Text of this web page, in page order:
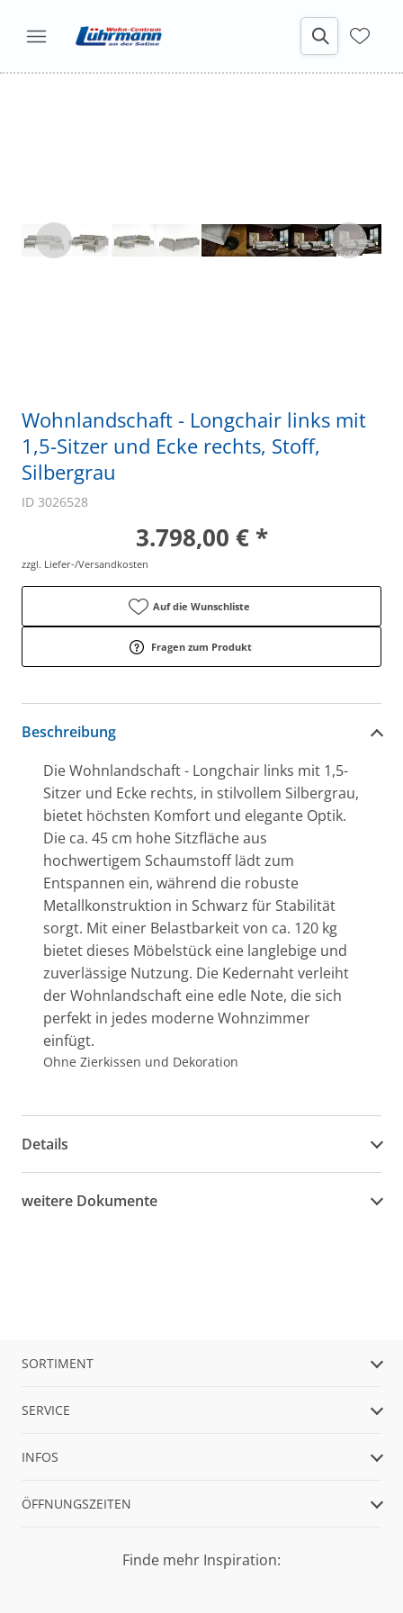
Wohnlandschaft - Longchair links mit
1,5-Sitzer und Ecke rechts, Stoff,
Silbergrau
ID 3026528
3.798,00 € *
zzgl. Liefer-/Versandkosten
Auf die Wunschliste
Fragen zum Produkt
Beschreibung
Die Wohnlandschaft - Longchair links mit 1,5-
Sitzer und Ecke rechts, in stilvollem Silbergrau,
bietet höchsten Komfort und elegante Optik.
Die ca. 45 cm hohe Sitzfläche aus
hochwertigem Schaumstoff lädt zum
Entspannen ein, während die robuste
Metallkonstruktion in Schwarz für Stabilität
sorgt. Mit einer Belastbarkeit von ca. 120 kg
bietet dieses Möbelstück eine langlebige und
zuverlässige Nutzung. Die Kedernaht verleiht
der Wohnlandschaft eine edle Note, die sich
perfekt in jedes moderne Wohnzimmer
einfügt.
Ohne Zierkissen und Dekoration
Details
weitere Dokumente
SORTIMENT
SERVICE
INFOS
ÖFFNUNGSZEITEN
Finde mehr Inspiration: